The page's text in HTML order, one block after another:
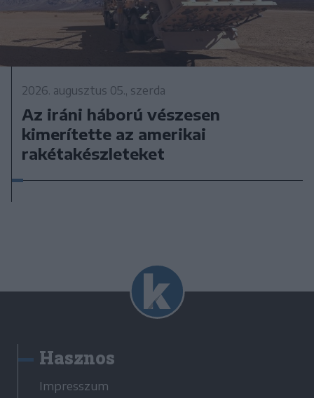
2026. augusztus 05., szerda
Az iráni háború vészesen
kimerítette az amerikai
rakétakészleteket
Hasznos
Impresszum